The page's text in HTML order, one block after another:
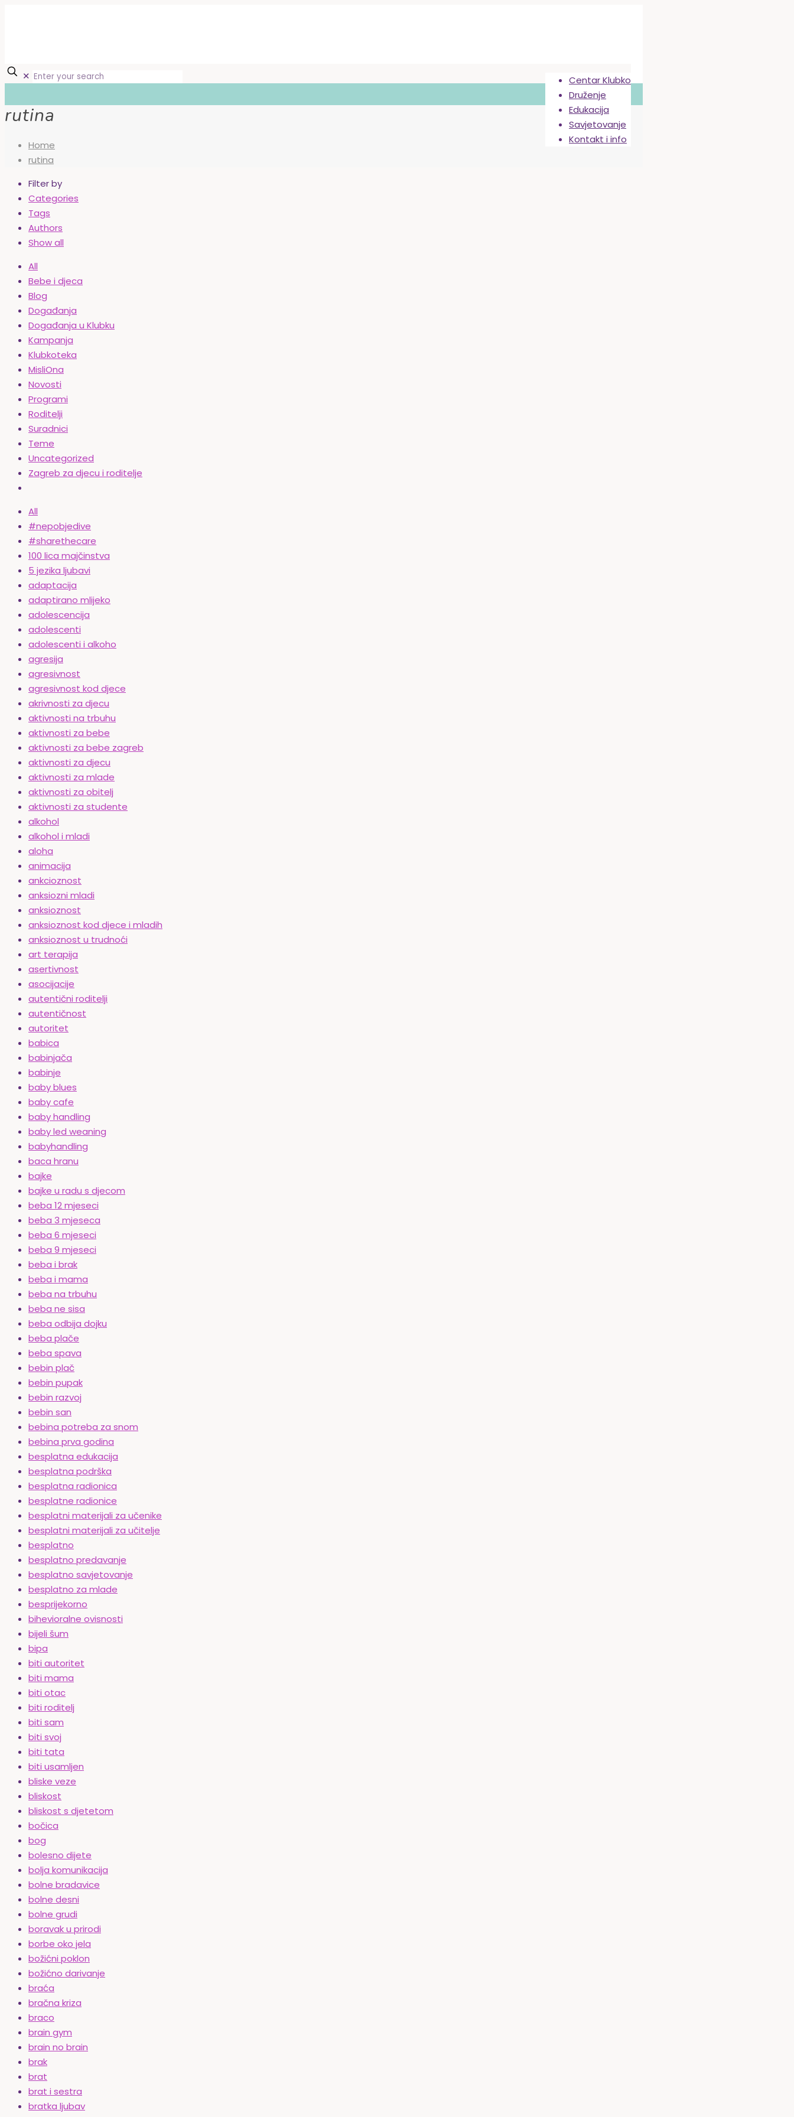
Centar Klubko
Druženje
Edukacija
Savjetovanje
Kontakt i info
✕
rutina
Home
rutina
Filter by
Categories
Tags
Authors
Show all
All
Bebe i djeca
Blog
Događanja
Događanja u Klubku
Kampanja
Klubkoteka
MisliOna
Novosti
Programi
Roditelji
Suradnici
Teme
Uncategorized
Zagreb za djecu i roditelje
All
#nepobjedive
#sharethecare
100 lica majčinstva
5 jezika ljubavi
adaptacija
adaptirano mlijeko
adolescencija
adolescenti
adolescenti i alkoho
agresija
agresivnost
agresivnost kod djece
akrivnosti za djecu
aktivnosti na trbuhu
aktivnosti za bebe
aktivnosti za bebe zagreb
aktivnosti za djecu
aktivnosti za mlade
aktivnosti za obitelj
aktivnosti za studente
alkohol
alkohol i mladi
aloha
animacija
ankcioznost
anksiozni mladi
anksioznost
anksioznost kod djece i mladih
anksioznost u trudnoći
art terapija
asertivnost
asocijacije
autentični roditelji
autentičnost
autoritet
babica
babinjača
babinje
baby blues
baby cafe
baby handling
baby led weaning
babyhandling
baca hranu
bajke
bajke u radu s djecom
beba 12 mjeseci
beba 3 mjeseca
beba 6 mjeseci
beba 9 mjeseci
beba i brak
beba i mama
beba na trbuhu
beba ne sisa
beba odbija dojku
beba plače
beba spava
bebin plač
bebin pupak
bebin razvoj
bebin san
bebina potreba za snom
bebina prva godina
besplatna edukacija
besplatna podrška
besplatna radionica
besplatne radionice
besplatni materijali za učenike
besplatni materijali za učitelje
besplatno
besplatno predavanje
besplatno savjetovanje
besplatno za mlade
besprijekorno
bihevioralne ovisnosti
bijeli šum
bipa
biti autoritet
biti mama
biti otac
biti roditelj
biti sam
biti svoj
biti tata
biti usamljen
bliske veze
bliskost
bliskost s djetetom
bočica
bog
bolesno dijete
bolja komunikacija
bolne bradavice
bolne desni
bolne grudi
boravak u prirodi
borbe oko jela
božićni poklon
božićno darivanje
braća
bračna kriza
braco
brain gym
brain no brain
brak
brat
brat i sestra
bratka ljubav